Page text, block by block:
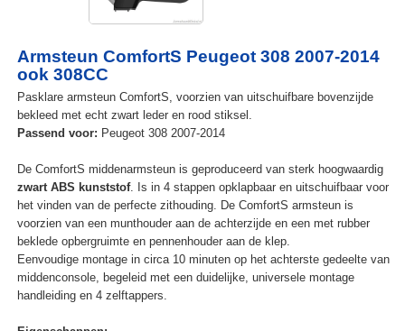
Armsteun ComfortS Peugeot 308 2007-2014
ook 308CC
Pasklare armsteun ComfortS, voorzien van uitschuifbare bovenzijde
bekleed met echt zwart leder en rood stiksel.
Passend voor: Peugeot 308 2007-2014
De ComfortS middenarmsteun is geproduceerd van sterk hoogwaardig
zwart ABS kunststof. Is in 4 stappen opklapbaar en uitschuifbaar voor
het vinden van de perfecte zithouding. De ComfortS armsteun is
voorzien van een munthouder aan de achterzijde en een met rubber
beklede opbergruimte en pennenhouder aan de klep.
Eenvoudige montage in circa 10 minuten op het achterste gedeelte van
middenconsole, begeleid met een duidelijke, universele montage
handleiding en 4 zelftappers.